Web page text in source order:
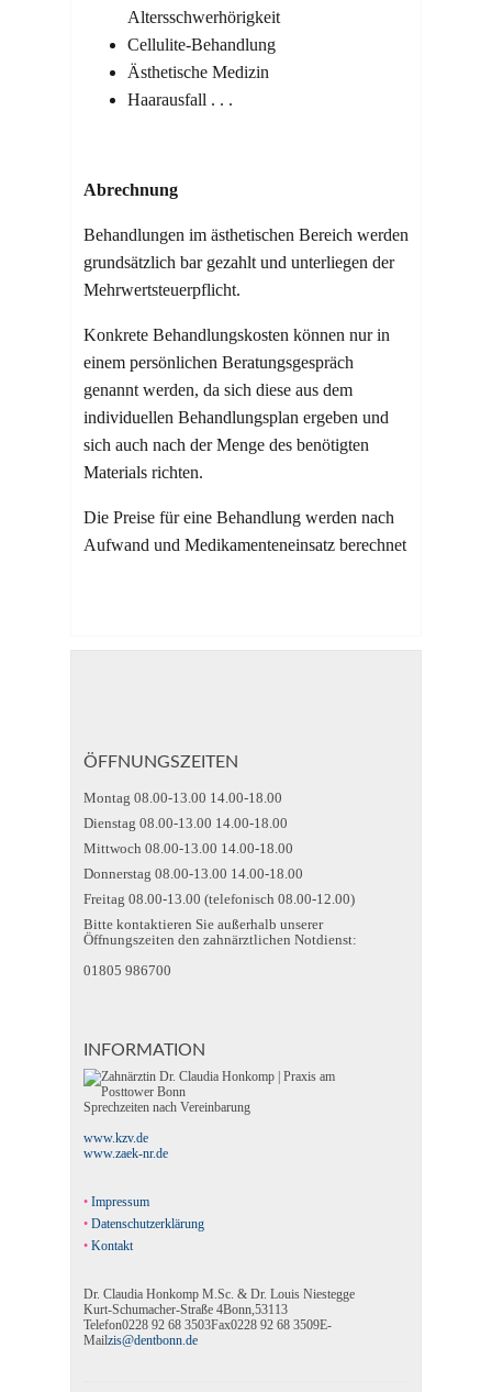
Altersschwerhörigkeit
Cellulite-Behandlung
Ästhetische Medizin
Haarausfall . . .
Abrechnung
Behandlungen im ästhetischen Bereich werden
grundsätzlich bar gezahlt und unterliegen der
Mehrwertsteuerpflicht.
Konkrete Behandlungskosten können nur in
einem persönlichen Beratungsgespräch
genannt werden, da sich diese aus dem
individuellen Behandlungsplan ergeben und
sich auch nach der Menge des benötigten
Materials richten.
Die Preise für eine Behandlung werden nach
Aufwand und Medikamenteneinsatz berechnet
ÖFFNUNGSZEITEN
Montag 08.00-13.00 14.00-18.00
Dienstag 08.00-13.00 14.00-18.00
Mittwoch 08.00-13.00 14.00-18.00
Donnerstag 08.00-13.00 14.00-18.00
Freitag 08.00-13.00 (telefonisch 08.00-12.00)
Bitte kontaktieren Sie außerhalb unserer
Öffnungszeiten den zahnärztlichen Notdienst:
01805 986700
INFORMATION
Sprechzeiten nach Vereinbarung
www.kzv.de
www.zaek-nr.de
Impressum
Datenschutzerklärung
Kontakt
Dr. Claudia Honkomp M.Sc. & Dr. Louis Niestegge
Kurt-Schumacher-Straße 4Bonn,53113
Telefon0228 92 68 3503Fax0228 92 68 3509E-
Mailzis@dentbonn.de